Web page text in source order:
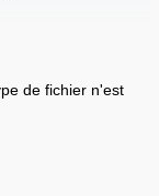
de fichier n'est